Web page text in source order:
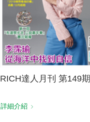
RICH達人月刊 第149期
詳細介紹